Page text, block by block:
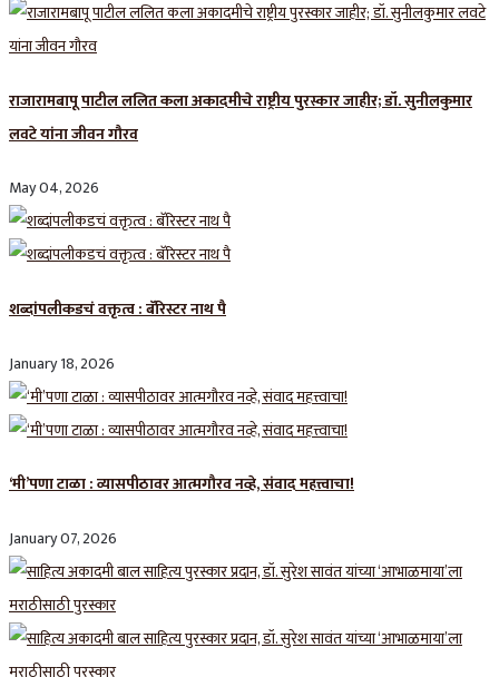
राजारामबापू पाटील ललित कला अकादमीचे राष्ट्रीय पुरस्कार जाहीर; डॉ. सुनीलकुमार
लवटे यांना जीवन गौरव
May 04, 2026
शब्दांपलीकडचं वक्तृत्व : बॅरिस्टर नाथ पै
January 18, 2026
‘मी’पणा टाळा : व्यासपीठावर आत्मगौरव नव्हे, संवाद महत्त्वाचा!
January 07, 2026